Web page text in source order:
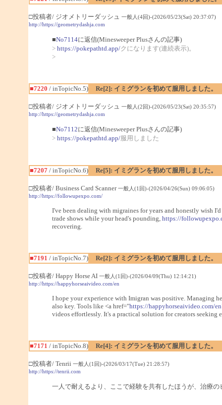
□投稿者/ ジオメトリーダッシュ 一般人(4回)-(2026/05/23(Sat) 20:37:07)
http://https://geometrydashja.com
■No7114に返信(Minesweeper Plusさんの記事)
> https://pokepathtd.app/クになります(連続表示)。
>
■7220 / inTopicNo.5) Re[2]: イミグランを初めて服用しました。
□投稿者/ ジオメトリーダッシュ 一般人(2回)-(2026/05/23(Sat) 20:35:57)
http://https://geometrydashja.com
■No7112に返信(Minesweeper Plusさんの記事)
> https://pokepathtd.app/服用しました
■7207/ inTopicNo.6) Re[5]: イミグランを初めて服用しました。
□投稿者/ Business Card Scanner一般人(1回)-(2026/04/26(Sun) 09:06:05)
http://https://followupexpo.com/
I've been dealing with migraines for years and honestly wish
trade shows while your head's pounding, https://
recovering.
■7191 / inTopicNo.7) Re[2]: イミグランを初めて服用しました。
□投稿者/ Happy Horse AI 一般人(1回)-(2026/04/09(Thu) 12:14:21)
http://https://happyhorseaivideo.com/en
I hope your experience with Imigran was positive. Managing
also key. Tools like <a href="https://happyhorseaivideo.com/
videos effortlessly. It's a practical solution for creators
■7171 / inTopicNo.8) Re[4]: イミグランを初めて服用しました。
□投稿者/ Tenrii 一般人(1回)-(2026/03/17(Tue) 21:28:57)
http://https://tenrii.com
一人で耐えるより、ここで経験を共有したほうが、治療